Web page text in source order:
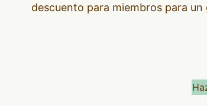
descuento para miembros para un